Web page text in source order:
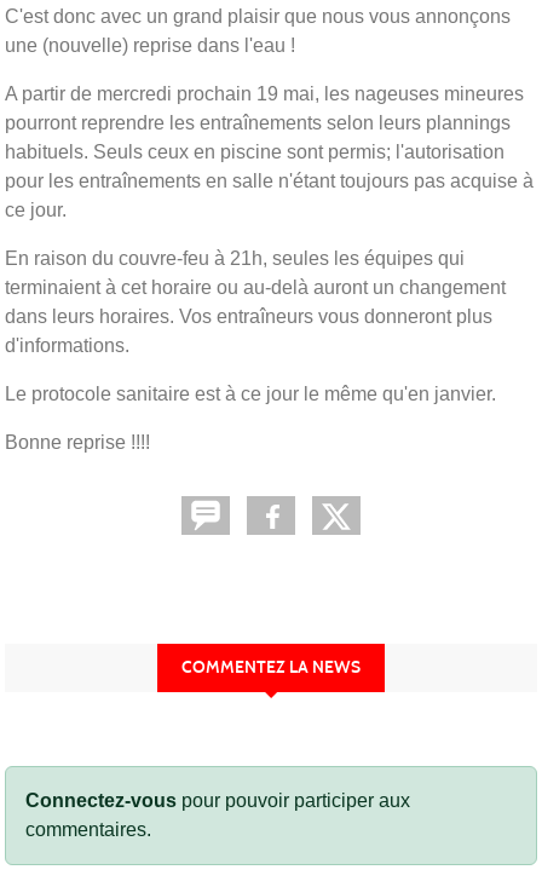
C'est donc avec un grand plaisir que nous vous annonçons
une (nouvelle) reprise dans l'eau !
A partir de mercredi prochain 19 mai, les nageuses mineures
pourront reprendre les entraînements selon leurs plannings
habituels. Seuls ceux en piscine sont permis; l'autorisation
pour les entraînements en salle n'étant toujours pas acquise à
ce jour.
En raison du couvre-feu à 21h, seules les équipes qui
terminaient à cet horaire ou au-delà auront un changement
dans leurs horaires. Vos entraîneurs vous donneront plus
d'informations.
Le protocole sanitaire est à ce jour le même qu'en janvier.
Bonne reprise !!!!
COMMENTEZ LA NEWS
Connectez-vous pour pouvoir participer aux
commentaires.